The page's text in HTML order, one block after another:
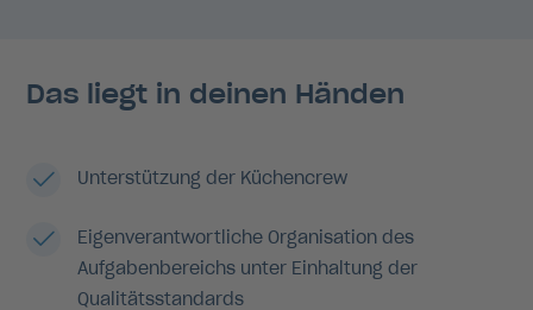
Das liegt in deinen Händen
Unterstützung der Küchencrew
Eigenverantwortliche Organisation des
Aufgabenbereichs unter Einhaltung der
Qualitätsstandards